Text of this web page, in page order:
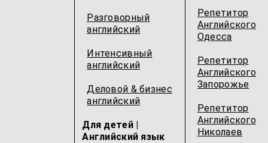
Разговорный
английский
Интенсивный
английский
Деловой & бизнес
английский
Для детей |
Английский язык
Репетитор
Английского
Одесcа
Репетитор
Английского
Запорожье
Репетитор
Английского
Николаев